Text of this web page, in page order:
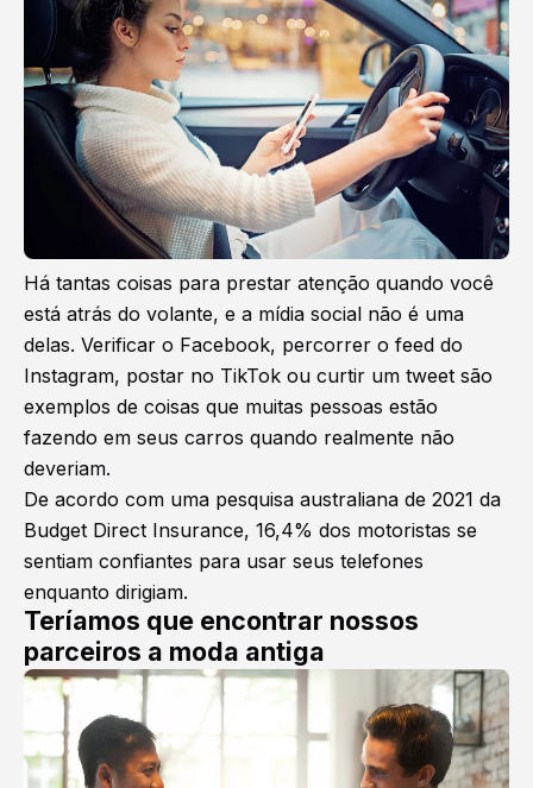
Há tantas coisas para prestar atenção quando você
está atrás do volante, e a mídia social não é uma
delas. Verificar o Facebook, percorrer o feed do
Instagram, postar no TikTok ou curtir um tweet são
exemplos de coisas que muitas pessoas estão
fazendo em seus carros quando realmente não
deveriam.
De acordo com uma pesquisa australiana de 2021 da
Budget Direct Insurance, 16,4% dos motoristas se
sentiam confiantes para usar seus telefones
enquanto dirigiam.
Teríamos que encontrar nossos
parceiros a moda antiga